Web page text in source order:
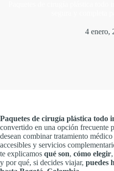
4 enero,
Paquetes de cirugía plástica todo
convertido en una opción frecuente
desean combinar tratamiento
accesibles y servicios
te explicamos qué son, cómo elegir
y por qué, si decides viajar, puedes